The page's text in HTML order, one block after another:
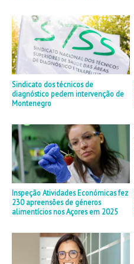
Sindicato dos técnicos de
diagnóstico pedem intervenção de
Montenegro
Inspeção Atividades Económicas fez
230 apreensões de géneros
alimentícios nos Açores em 2025